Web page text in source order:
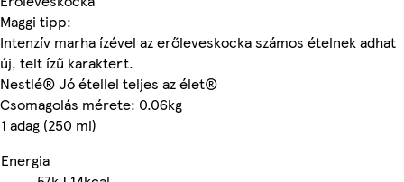
Maggi tipp:
Intenzív marha ízével az erőleveskocka számos ételnek adhat
új, telt ízű karaktert.
Nestlé® Jó étellel teljes az élet®
Csomagolás mérete: 0.06kg
1 adag (250 ml)
Energia